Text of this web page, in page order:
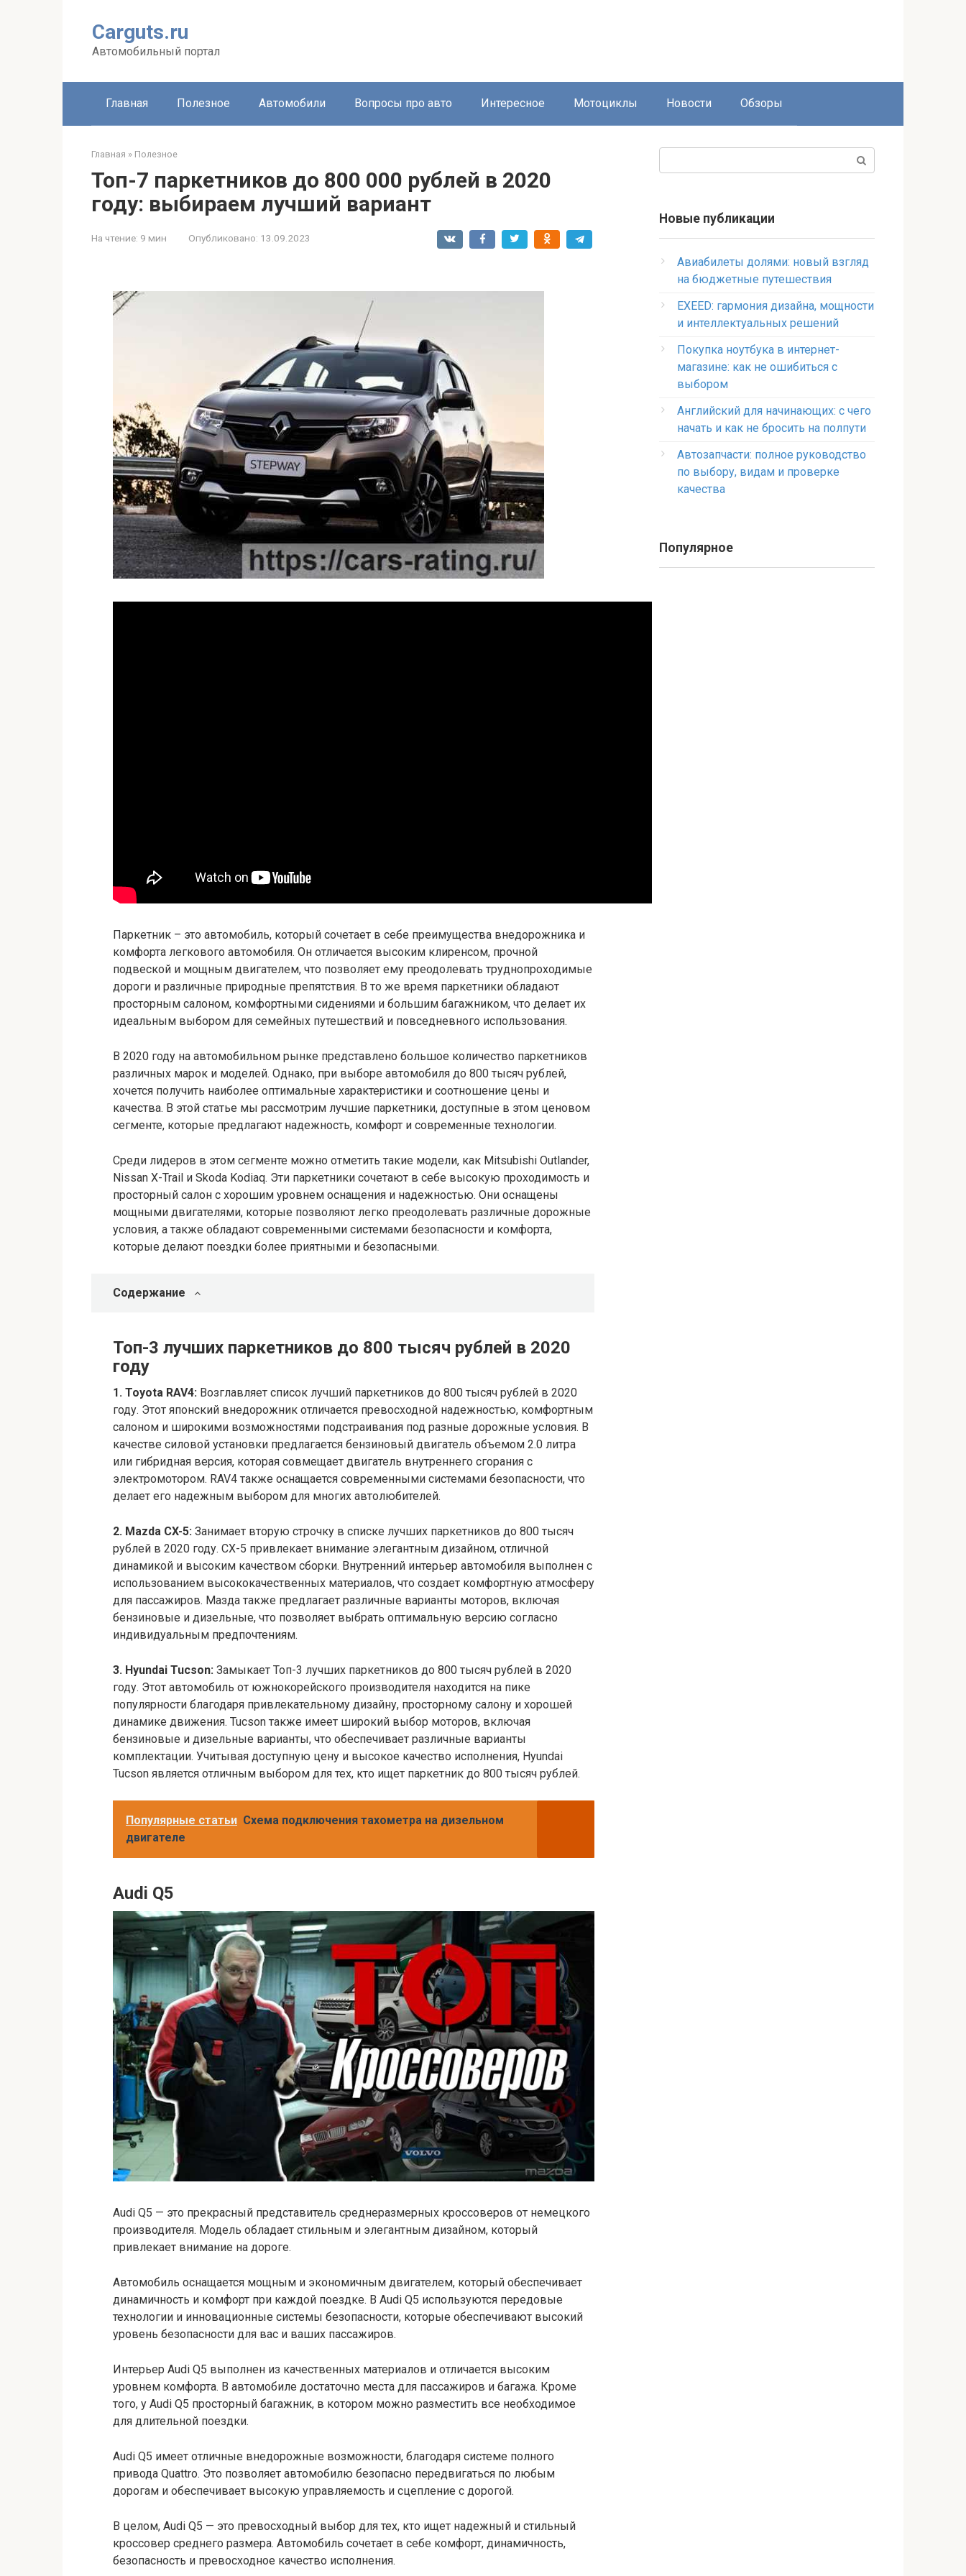
Carguts.ru
Автомобильный портал
Главная Полезное Автомобили Вопросы про авто Интересное Мотоциклы Новости Обзоры
Главная » Полезное
Топ-7 паркетников до 800 000 рублей в 2020
году: выбираем лучший вариант
На чтение: 9 мин Опубликовано: 13.09.2023
Паркетник – это автомобиль, который сочетает в себе преимущества внедорожника и
комфорта легкового автомобиля. Он отличается высоким клиренсом, прочной
подвеской и мощным двигателем, что позволяет ему преодолевать труднопроходимые
дороги и различные природные препятствия. В то же время паркетники обладают
просторным салоном, комфортными сидениями и большим багажником, что делает их
идеальным выбором для семейных путешествий и повседневного использования.
В 2020 году на автомобильном рынке представлено большое количество паркетников
различных марок и моделей. Однако, при выборе автомобиля до 800 тысяч рублей,
хочется получить наиболее оптимальные характеристики и соотношение цены и
качества. В этой статье мы рассмотрим лучшие паркетники, доступные в этом ценовом
сегменте, которые предлагают надежность, комфорт и современные технологии.
Среди лидеров в этом сегменте можно отметить такие модели, как Mitsubishi Outlander,
Nissan X-Trail и Skoda Kodiaq. Эти паркетники сочетают в себе высокую проходимость и
просторный салон с хорошим уровнем оснащения и надежностью. Они оснащены
мощными двигателями, которые позволяют легко преодолевать различные дорожные
условия, а также обладают современными системами безопасности и комфорта,
которые делают поездки более приятными и безопасными.
Содержание
Топ-3 лучших паркетников до 800 тысяч рублей в 2020
году
1. Toyota RAV4: Возглавляет список лучший паркетников до 800 тысяч рублей в 2020
году. Этот японский внедорожник отличается превосходной надежностью, комфортным
салоном и широкими возможностями подстраивания под разные дорожные условия. В
качестве силовой установки предлагается бензиновый двигатель объемом 2.0 литра
или гибридная версия, которая совмещает двигатель внутреннего сгорания с
электромотором. RAV4 также оснащается современными системами безопасности, что
делает его надежным выбором для многих автолюбителей.
2. Mazda CX-5: Занимает вторую строчку в списке лучших паркетников до 800 тысяч
рублей в 2020 году. CX-5 привлекает внимание элегантным дизайном, отличной
динамикой и высоким качеством сборки. Внутренний интерьер автомобиля выполнен с
использованием высококачественных материалов, что создает комфортную атмосферу
для пассажиров. Мазда также предлагает различные варианты моторов, включая
бензиновые и дизельные, что позволяет выбрать оптимальную версию согласно
индивидуальным предпочтениям.
3. Hyundai Tucson: Замыкает Топ-3 лучших паркетников до 800 тысяч рублей в 2020
году. Этот автомобиль от южнокорейского производителя находится на пике
популярности благодаря привлекательному дизайну, просторному салону и хорошей
динамике движения. Tucson также имеет широкий выбор моторов, включая
бензиновые и дизельные варианты, что обеспечивает различные варианты
комплектации. Учитывая доступную цену и высокое качество исполнения, Hyundai
Tucson является отличным выбором для тех, кто ищет паркетник до 800 тысяч рублей.
Популярные статьи Схема подключения тахометра на дизельном
двигателе
Audi Q5
Аudi Q5 — это прекрасный представитель среднеразмерных кроссоверов от немецкого
производителя. Модель обладает стильным и элегантным дизайном, который
привлекает внимание на дороге.
Автомобиль оснащается мощным и экономичным двигателем, который обеспечивает
динамичность и комфорт при каждой поездке. В Audi Q5 используются передовые
технологии и инновационные системы безопасности, которые обеспечивают высокий
уровень безопасности для вас и ваших пассажиров.
Интерьер Audi Q5 выполнен из качественных материалов и отличается высоким
уровнем комфорта. В автомобиле достаточно места для пассажиров и багажа. Кроме
того, у Audi Q5 просторный багажник, в котором можно разместить все необходимое
для длительной поездки.
Audi Q5 имеет отличные внедорожные возможности, благодаря системе полного
привода Quattro. Это позволяет автомобилю безопасно передвигаться по любым
дорогам и обеспечивает высокую управляемость и сцепление с дорогой.
В целом, Audi Q5 — это превосходный выбор для тех, кто ищет надежный и стильный
кроссовер среднего размера. Автомобиль сочетает в себе комфорт, динамичность,
безопасность и превосходное качество исполнения.
Новые публикации
Авиабилеты долями: новый взгляд
на бюджетные путешествия
EXEED: гармония дизайна, мощности
и интеллектуальных решений
Покупка ноутбука в интернет-
магазине: как не ошибиться с
выбором
Английский для начинающих: с чего
начать и как не бросить на полпути
Автозапчасти: полное руководство
по выбору, видам и проверке
качества
Популярное